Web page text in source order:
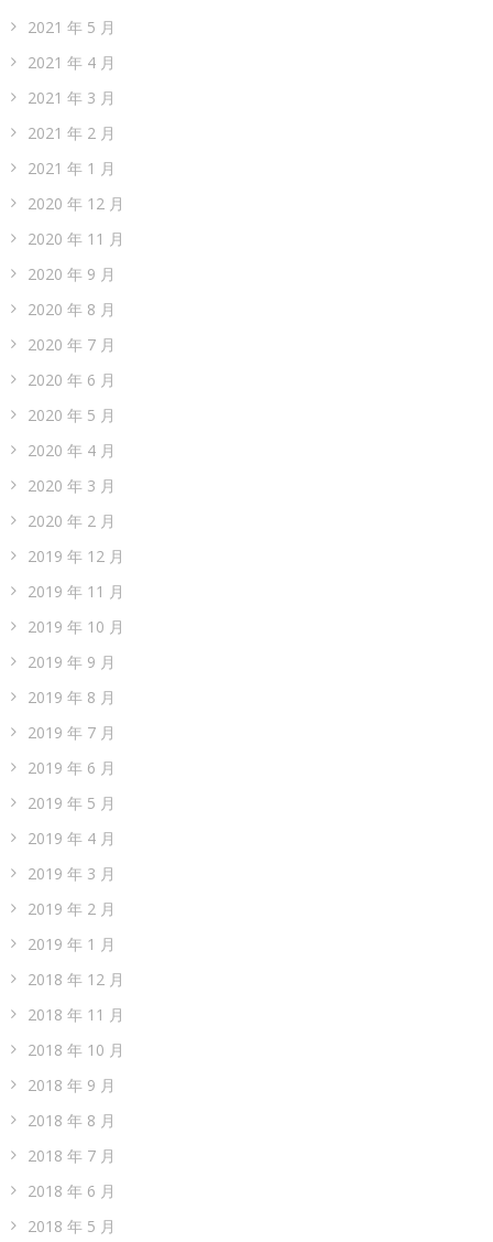
2021 年 5 月
2021 年 4 月
2021 年 3 月
2021 年 2 月
2021 年 1 月
2020 年 12 月
2020 年 11 月
2020 年 9 月
2020 年 8 月
2020 年 7 月
2020 年 6 月
2020 年 5 月
2020 年 4 月
2020 年 3 月
2020 年 2 月
2019 年 12 月
2019 年 11 月
2019 年 10 月
2019 年 9 月
2019 年 8 月
2019 年 7 月
2019 年 6 月
2019 年 5 月
2019 年 4 月
2019 年 3 月
2019 年 2 月
2019 年 1 月
2018 年 12 月
2018 年 11 月
2018 年 10 月
2018 年 9 月
2018 年 8 月
2018 年 7 月
2018 年 6 月
2018 年 5 月